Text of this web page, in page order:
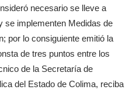
necesario se lleve a
se implementen Medidas de
por lo consiguiente emitió la
de tres puntos entre los
de la Secretaría de
del Estado de Colima, reciba